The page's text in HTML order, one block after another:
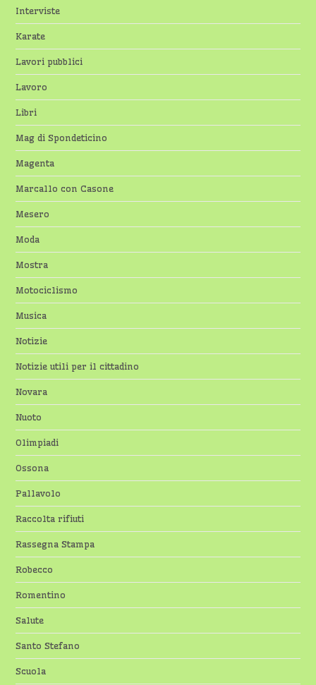
Interviste
Karate
Lavori pubblici
Lavoro
Libri
Mag di Spondeticino
Magenta
Marcallo con Casone
Mesero
Moda
Mostra
Motociclismo
Musica
Notizie
Notizie utili per il cittadino
Novara
Nuoto
Olimpiadi
Ossona
Pallavolo
Raccolta rifiuti
Rassegna Stampa
Robecco
Romentino
Salute
Santo Stefano
Scuola